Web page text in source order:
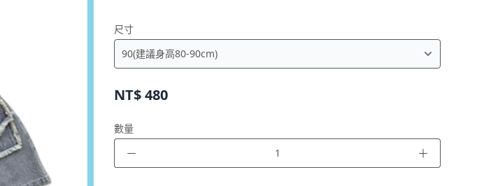
尺寸
NT$480
數量
－ ＋